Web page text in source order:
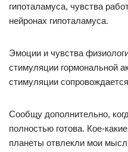
гипоталамуса, чувства
нейронах гипоталамуса.
Эмоции и чувства
стимуляции гормональной
стимуляции
Сообщу дополнительно,
полностью готова. Кое-
планеты отвлекли мои